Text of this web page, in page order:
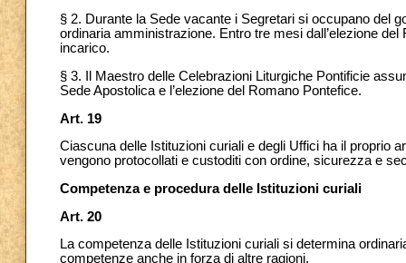
§ 2. Durante la Sede vacante i Segretari si occupano del
ordinaria amministrazione. Entro tre mesi dall’elezione
incarico.
§ 3. Il Maestro delle Celebrazioni Liturgiche Pontificie
Sede Apostolica e l’elezione del Romano Pontefice.
Art. 19
Ciascuna delle Istituzioni curiali e degli Uffici ha il proprio
vengono protocollati e custoditi con ordine, sicurezza e
Competenza e procedura delle Istituzioni curiali
Art. 20
La competenza delle Istituzioni curiali si determina
competenze anche in forza di altre ragioni.